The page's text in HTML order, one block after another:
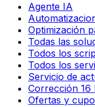
Agente IA
Optimización
Todas las
Todos los
Todos los
Servicio de
Corrección 16
Ofertas y